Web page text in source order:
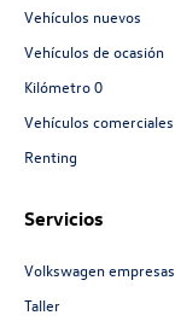
Vehículos nuevos
Vehículos de ocasión
Kilómetro 0
Vehículos comerciales
Renting
Servicios
Volkswagen empresas
Taller